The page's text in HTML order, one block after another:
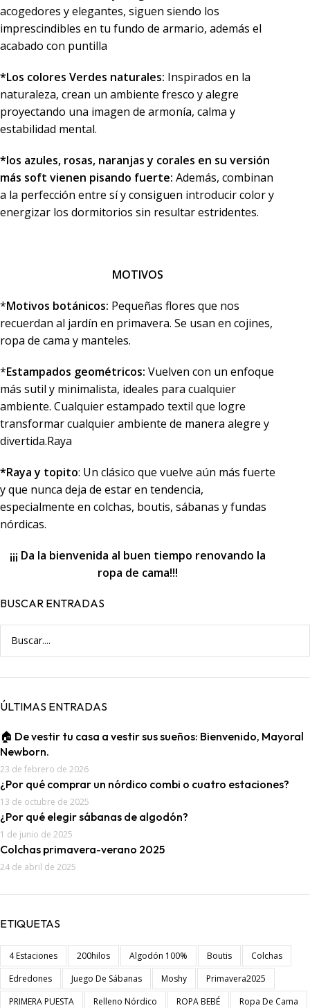
acogedores y elegantes, siguen siendo los
imprescindibles en tu fundo de armario, además el
acabado con puntilla
*Los colores Verdes naturales: Inspirados en la
naturaleza, crean un ambiente fresco y alegre
proyectando una imagen de armonía, calma y
estabilidad mental.
*los azules, rosas, naranjas y corales en su versión
más soft vienen pisando fuerte: Además, combinan
a la perfección entre sí y consiguen introducir color y
energizar los dormitorios sin resultar estridentes.
MOTIVOS
*Motivos botánicos: Pequeñas flores que nos
recuerdan al jardín en primavera. Se usan en cojines,
ropa de cama y manteles.
*Estampados geométricos: Vuelven con un enfoque
más sutil y minimalista, ideales para cualquier
ambiente. Cualquier estampado textil que logre
transformar cualquier ambiente de manera alegre y
divertida.Raya
*Raya y topito: Un clásico que vuelve aún más fuerte
y que nunca deja de estar en tendencia,
especialmente en colchas, boutis, sábanas y fundas
nórdicas.
¡¡¡ Da la bienvenida al buen tiempo renovando la
ropa de cama!!!
BUSCAR ENTRADAS
ÚLTIMAS ENTRADAS
🏠 De vestir tu casa a vestir sus sueños: Bienvenido, Mayoral
Newborn.
23 de febrero de 2026
¿Por qué comprar un nórdico combi o cuatro estaciones?
13 de octubre de 2025
¿Por qué elegir sábanas de algodón?
1 de junio de 2025
Colchas primavera-verano 2025
24 de abril de 2025
ETIQUETAS
4 Estaciones 200hilos Algodón 100% Boutis
Colchas
Edredones
Juego De Sábanas Moshy
Primavera2025
PRIMERA PUESTA
Relleno Nórdico ROPA BEBÉ
Ropa De Cama